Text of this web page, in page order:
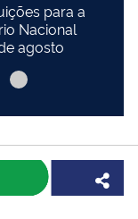
para a
Nacional
agosto